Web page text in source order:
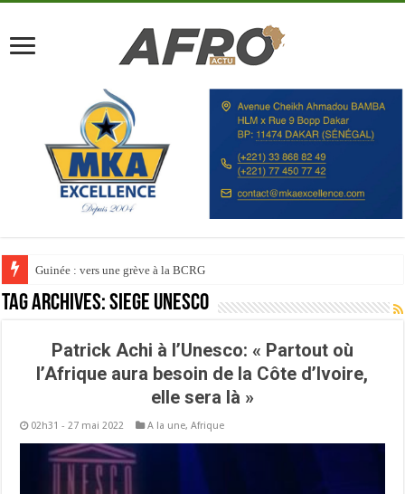
Guinée : vers une grève à la BCRG
Tag Archives:Siege Unesco
Patrick Achi à l’Unesco: « Partout où
l’Afrique aura besoin de la Côte d’Ivoire,
elle sera là »
02h31 - 27 mai 2022 A la une,Afrique